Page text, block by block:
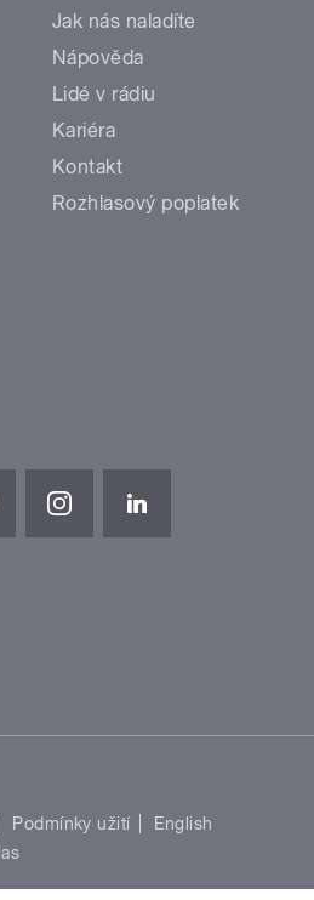
Jak nás naladíte
Nápověda
Lidé v rádiu
Kariéra
Kontakt
Rozhlasový poplatek
Podmínky užití
English